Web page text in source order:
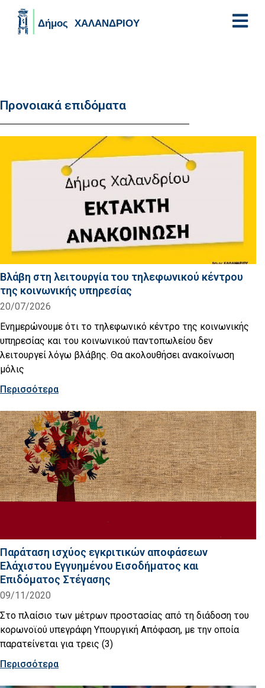
Προνοιακά επιδόματα
Βλάβη στη λειτουργία του τηλεφωνικού κέντρου
της κοινωνικής υπηρεσίας
20/07/2026
Ενημερώνουμε ότι το τηλεφωνικό κέντρο της κοινωνικής
υπηρεσίας και του κοινωνικού παντοπωλείου δεν
λειτουργεί λόγω βλάβης. Θα ακολουθήσει ανακοίνωση
μόλις
Περισσότερα
Παράταση ισχύος εγκριτικών αποφάσεων
Ελάχιστου Εγγυημένου Εισοδήματος και
Επιδόματος Στέγασης
09/11/2020
Στο πλαίσιο των μέτρων προστασίας από τη διάδοση του
κορωνοϊού υπεγράφη Υπουργική Απόφαση, με την οποία
παρατείνεται για τρεις (3)
Περισσότερα